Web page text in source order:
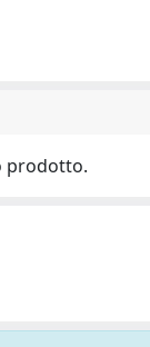
prodotto.